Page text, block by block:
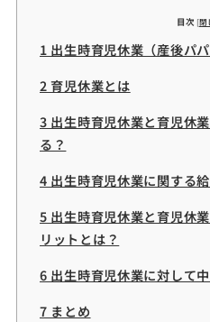
目次 [閉
1 出生時育児休業（産後パ
2 育児休業とは
3 出生時育児休業と育児休
る？
4 出生時育児休業に関する
5 出生時育児休業と育児休
リットとは？
6 出生時育児休業に対して
7 まとめ